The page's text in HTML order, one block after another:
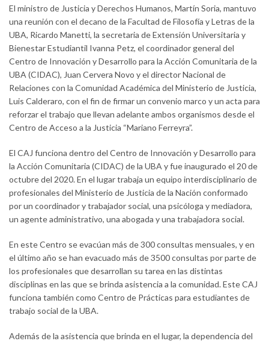
El ministro de Justicia y Derechos Humanos, Martín Soria, mantuvo
una reunión con el decano de la Facultad de Filosofía y Letras de la
UBA, Ricardo Manetti, la secretaria de Extensión Universitaria y
Bienestar Estudiantil Ivanna Petz, el coordinador general del
Centro de Innovación y Desarrollo para la Acción Comunitaria de la
UBA (CIDAC), Juan Cervera Novo y el director Nacional de
Relaciones con la Comunidad Académica del Ministerio de Justicia,
Luis Calderaro, con el fin de firmar un convenio marco y un acta para
reforzar el trabajo que llevan adelante ambos organismos desde el
Centro de Acceso a la Justicia “Mariano Ferreyra”.
El CAJ funciona dentro del Centro de Innovación y Desarrollo para
la Acción Comunitaria (CIDAC) de la UBA y fue inaugurado el 20 de
octubre del 2020. En el lugar trabaja un equipo interdisciplinario de
profesionales del Ministerio de Justicia de la Nación conformado
por un coordinador y trabajador social, una psicóloga y mediadora,
un agente administrativo, una abogada y una trabajadora social.
En este Centro se evacúan más de 300 consultas mensuales, y en
el último año se han evacuado más de 3500 consultas por parte de
los profesionales que desarrollan su tarea en las distintas
disciplinas en las que se brinda asistencia a la comunidad. Este CAJ
funciona también como Centro de Prácticas para estudiantes de
trabajo social de la UBA.
Además de la asistencia que brinda en el lugar, la dependencia del